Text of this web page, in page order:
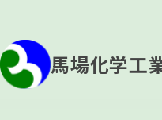
馬場化学工